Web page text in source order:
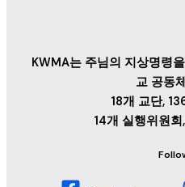
KWMA는 주님의 지상명령
교 공동
18개 교단,
14개 실행위원